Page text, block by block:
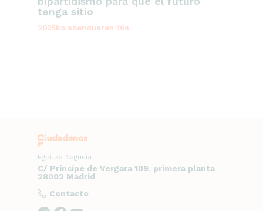
tenga sitio
2025ko abenduaren 16a
Egoitza Nagusia
C/ Príncipe de Vergara 109, primera planta
28002 Madrid
Contacto